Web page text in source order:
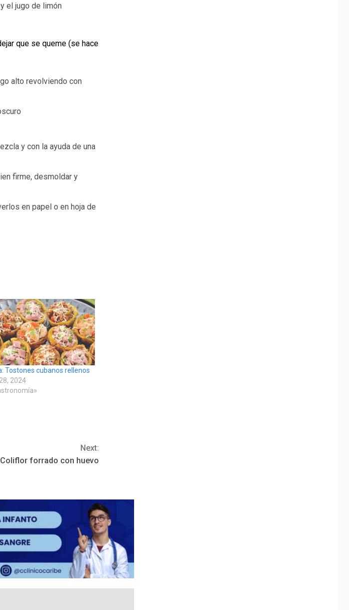
el jugo de limón
que se queme (se hace
alto revolviendo con
y con la ayuda de una
firme, desmoldar y
en papel o en hoja de
Tostones cubanos rellenos
2024
Next:
Coliflor forrado con huevo